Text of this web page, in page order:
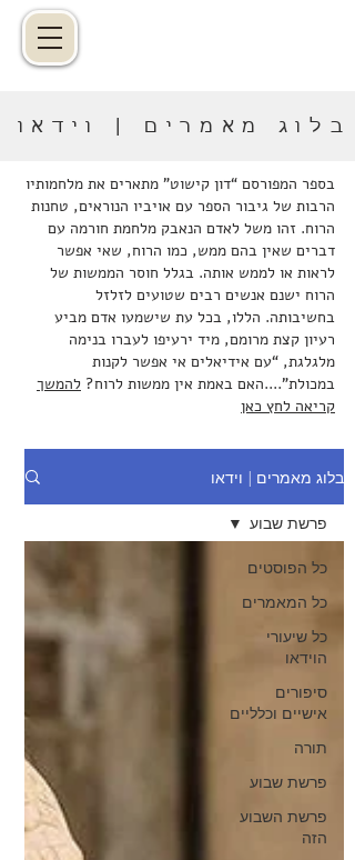
בלוג מאמרים | וידאו
בספר המפורסם “דון קישוט” מתארים את מלחמותיו
הרבות של גיבור הספר עם אויביו הנוראים, טחנות
הרוח. זהו משל לאדם הנאבק מלחמת חורמה עם
דברים שאין בהם ממש, כמו הרוח, שאי אפשר
לראות או לממש אותה. בגלל חוסר הממשות של
הרוח ישנם אנשים רבים שטועים לזלזל
בחשיבותה. הללו, בכל עת שישמעו אדם מביע
רעיון קצת מרומם, מיד ירעיפו לעברו בנימה
מלגלגת, “עם אידיאלים אי אפשר לקנות
במכולת”....האם באמת אין ממשות לרוח? להמשך
קריאה לחץ כאן
בלוג מאמרים | וידאו
כל הפוסטים
כל המאמרים
כל שיעורי
הוידאו
סיפורים
אישיים וכלליים
תורה
פרשת שבוע
פרשת השבוע
הזה
פרשת שבוע